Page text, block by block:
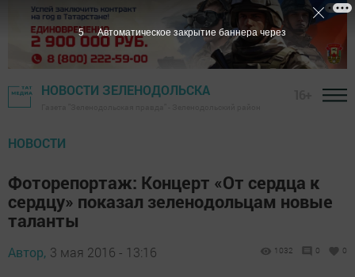
НОВОСТИ ЗЕЛЕНОДОЛЬСКА
НОВОСТИ
Фоторепортаж: Концерт «От сердца к
сердцу» показал зеленодольцам новые
таланты
Автор, 3 мая 2016 - 13:16 1032 0 0
4 Автоматическое закрытие баннера через